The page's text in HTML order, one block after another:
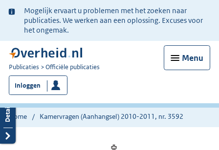
Ter
informatie:
Mogelijk ervaart u problemen met het zoeken naar
publicaties. We werken aan een oplossing. Excuses voor
het ongemak.
Menu
U
bent
nu
hier:
Publicaties Officiële publicaties
Inloggen
Home Kamervragen (Aanhangsel) 2010-2011, nr. 3592